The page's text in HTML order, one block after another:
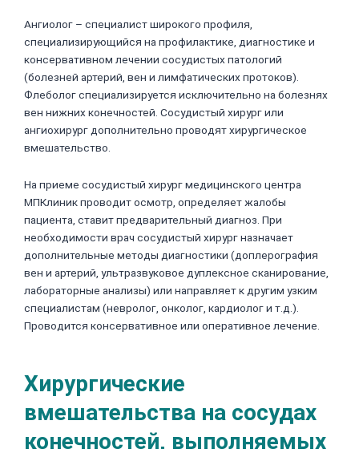
Ангиолог – специалист широкого профиля,
специализирующийся на профилактике, диагностике и
консервативном лечении сосудистых патологий
(болезней артерий, вен и лимфатических протоков).
Флеболог специализируется исключительно на болезнях
вен нижних конечностей. Сосудистый хирург или
ангиохирург дополнительно проводят хирургическое
вмешательство.
На приеме сосудистый хирург медицинского центра
МПКлиник проводит осмотр, определяет жалобы
пациента, ставит предварительный диагноз. При
необходимости врач сосудистый хирург назначает
дополнительные методы диагностики (доплерография
вен и артерий, ультразвуковое дуплексное сканирование,
лабораторные анализы) или направляет к другим узким
специалистам (невролог, онколог, кардиолог и т.д.).
Проводится консервативное или оперативное лечение.
Хирургические
вмешательства на сосудах
конечностей, выполняемых